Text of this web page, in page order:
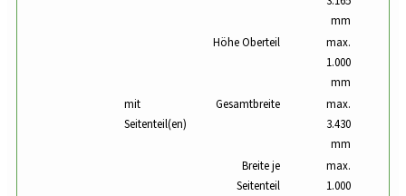
mm
Höhe Oberteil
max.
1.000
mm
mit
Seitenteil(en)
Gesamtbreite
max.
3.430
mm
Breite je
Seitenteil
max.
1.000